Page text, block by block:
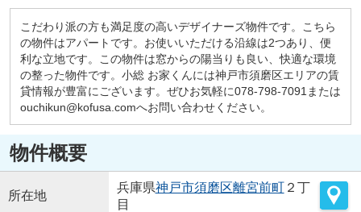
こだわり派の方も満足度の高いデザイナーズ物件です。こちら
の物件はアパートです。お使いいただける沿線は2つあり、便
利な立地です。この物件は窓からの陽当りも良い、快適な環境
の整った物件です。小総 お家くんには神戸市須磨区エリアの賃
貸情報が豊富にございます。ぜひお気軽に078-798-7091または
ouchikun@kofusa.comへお問い合わせください。
物件概要
所在地
兵庫県神戸市須磨区離宮前町２丁
目